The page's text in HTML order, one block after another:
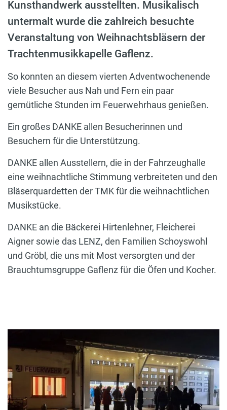
Kunsthandwerk ausstellten. Musikalisch
untermalt wurde die zahlreich besuchte
Veranstaltung von Weihnachtsbläsern der
Trachtenmusikkapelle Gaflenz.
So konnten an diesem vierten Adventwochenende
viele Besucher aus Nah und Fern ein paar
gemütliche Stunden im Feuerwehrhaus genießen.
Ein großes DANKE allen Besucherinnen und
Besuchern für die Unterstützung.
DANKE allen Ausstellern, die in der Fahrzeughalle
eine weihnachtliche Stimmung verbreiteten und den
Bläserquardetten der TMK für die weihnachtlichen
Musikstücke.
DANKE an die Bäckerei Hirtenlehner, Fleicherei
Aigner sowie das LENZ, den Familien Schoyswohl
und Gröbl, die uns mit Most versorgten und der
Brauchtumsgruppe Gaflenz für die Öfen und Kocher.